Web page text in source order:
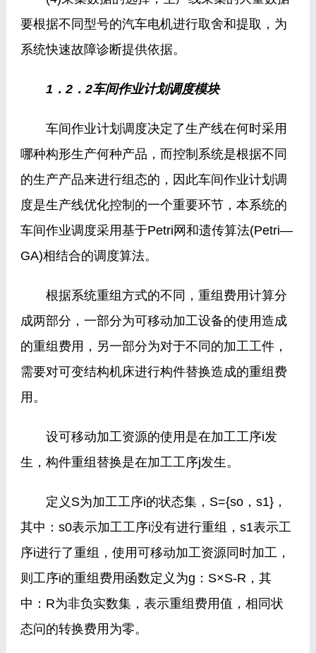
要根据不同型号的汽车电机进行取舍和提取，为
系统快速故障诊断提供依据。
1．2．2车间作业计划调度模块
车间作业计划调度决定了生产线在何时采用
哪种构形生产何种产品，而控制系统是根据不同
的生产产品来进行组态的，因此车间作业计划调
度是生产线优化控制的一个重要环节，本系统的
车间作业调度采用基于Petri网和遗传算法(Petri—
GA)相结合的调度算法。
根据系统重组方式的不同，重组费用计算分
成两部分，一部分为可移动加工设备的使用造成
的重组费用，另一部分为对于不同的加工工件，
需要对可变结构机床进行构件替换造成的重组费
用。
设可移动加工资源的使用是在加工工序i发
生，构件重组替换是在加工工序j发生。
定义S为加工工序i的状态集，S={so，s1}，
其中：s0表示加工工序i没有进行重组，s1表示工
序i进行了重组，使用可移动加工资源同时加工，
则工序i的重组费用函数定义为g：S×S-R，其
中：R为非负实数集，表示重组费用值，相同状
态问的转换费用为零。